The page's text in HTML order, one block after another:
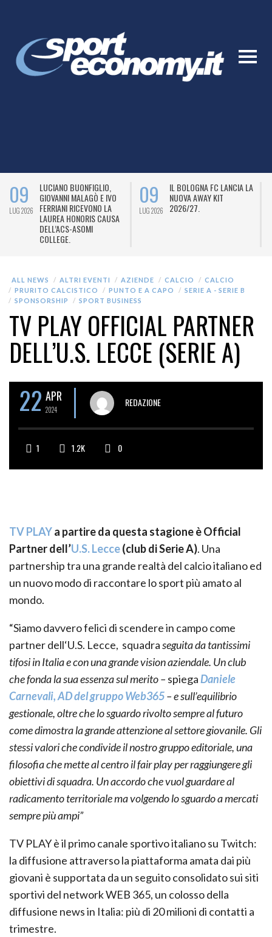
09
LUG 2026
LUCIANO BUONFIGLIO,
GIOVANNI MALAGÒ E IVO
FERRIANI RICEVONO LA
LAUREA HONORIS CAUSA
DELL’ACS-ASOMI
COLLEGE.
09
LUG 2026
IL BOLOGNA FC LANCIA LA
NUOVA AWAY KIT
2026/27.
ALL NEWS ALTRI EVENTI AZIENDE CALCIO
CALCIO
PRURITO CALCISTICO
PUNTO E A CAPO
SERIE A - SERIE B
SPONSORSHIP
SPORT BUSINESS
TV PLAY OFFICIAL PARTNER
DELL’U.S. LECCE (SERIE A)
22 APR
2024
REDAZIONE
1 1.2K 0
TV PLAYa partire da questa stagione è Official
Partner dell’U.S. Lecce(club di Serie A). Una
partnership tra una grande realtà del calcio italiano ed
un nuovo modo di raccontare lo sport più amato al
mondo.
“Siamo davvero felici di scendere in campo come
partner dell‘U.S. Lecce, squadraseguita da tantissimi
tifosi in Italia e con una grande vision aziendale. Un club
che fonda la sua essenza sul merito – spiegaDaniele
Carnevali, AD del gruppo Web365– e sull’equilibrio
gestionale, oltre che lo sguardo rivolto sempre al futuro
come dimostra la grande attenzione al settore giovanile. Gli
stessi valori che condivide il nostro gruppo editoriale, una
filosofia che mette al centro il fair play per raggiungere gli
obiettivi di squadra. Un accordo che vuol guardare al
radicamento territoriale ma volgendo lo sguardo a mercati
sempre più ampi”
TV PLAY è il primo canale sportivo italiano su Twitch:
la diffusione attraverso la piattaforma amata dai più
giovani è supportata da un seguito consolidato sui siti
sportivi del network WEB 365, un colosso della
diffusione news in Italia: più di 20 milioni di contatti a
trimestre.